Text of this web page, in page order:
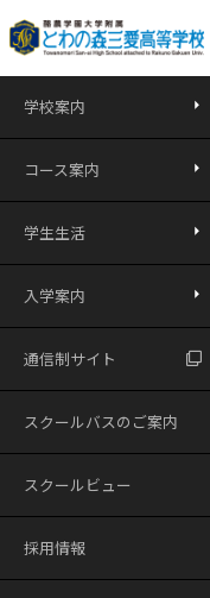
学校案内
コース案内
学生生活
入学案内
通信制サイト
スクールバスのご案内
スクールビュー
採用情報